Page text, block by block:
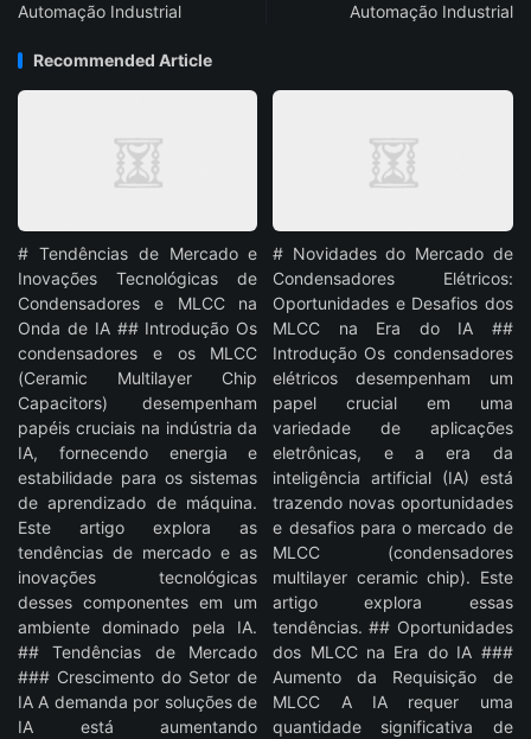
Automação Industrial
Automação Industrial
Recommended Article
# Tendências de Mercado e
Inovações Tecnológicas de
Condensadores e MLCC na
Onda de IA ## Introdução Os
condensadores e os MLCC
(Ceramic Multilayer Chip
Capacitors) desempenham
papéis cruciais na indústria da
IA, fornecendo energia e
estabilidade para os sistemas
de aprendizado de máquina.
Este artigo explora as
tendências de mercado e as
inovações tecnológicas
desses componentes em um
ambiente dominado pela IA.
## Tendências de Mercado
### Crescimento do Setor de
IA A demanda por soluções de
IA está aumentando
# Novidades do Mercado de
Condensadores Elétricos:
Oportunidades e Desafios dos
MLCC na Era do IA ##
Introdução Os condensadores
elétricos desempenham um
papel crucial em uma
variedade de aplicações
eletrônicas, e a era da
inteligência artificial (IA) está
trazendo novas oportunidades
e desafios para o mercado de
MLCC (condensadores
multilayer ceramic chip). Este
artigo explora essas
tendências. ## Oportunidades
dos MLCC na Era do IA ###
Aumento da Requisição de
MLCC A IA requer uma
quantidade significativa de